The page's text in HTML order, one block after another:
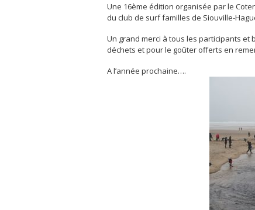
Une 16ème édition organisée par le
du club de surf familles de Siouville-
Un grand merci à tous les participants
déchets et pour le goûter offerts en
A l’année prochaine….